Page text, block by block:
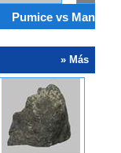
Pumice vs
» Más